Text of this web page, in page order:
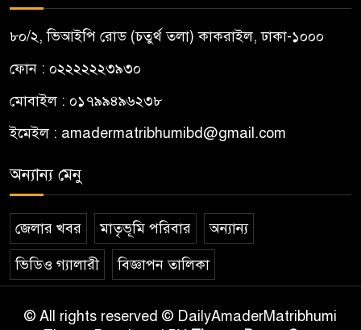
৮০/২, ভিআইপি রোড (চতুর্থ তলা) কাকরাইল, ঢাকা-১০০০
ফোন : ০২২২২২২৩৯৩০
মোবাইল : ০১৭৯৯৪৯৬২৩৮
ইমেইল : amadermatribhumibd@gmail.com
অন্যান্য মেনু
জেলার খবর মাতৃভূমি পরিবার অন্যান্য
ভিডিও গ্যালারী বিজ্ঞাপন তালিকা
© All rights reserved © DailyAmaderMatribhumi